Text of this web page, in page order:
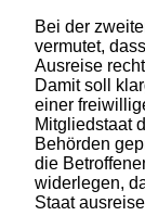
Bei der
vermutet,
Ausreise
Damit soll
einer
Mitgliedstaat
Behörden
die
widerlegen,
Staat